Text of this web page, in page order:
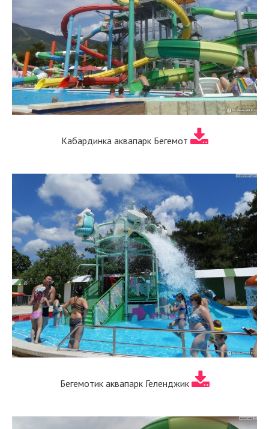
Кабардинка аквапарк Бегемот
Бегемотик аквапарк Геленджик